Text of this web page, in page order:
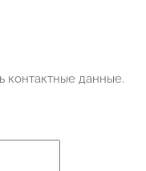
контактные данные.